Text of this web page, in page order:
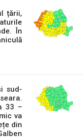
țării,
În
sud-
33 –
va
din